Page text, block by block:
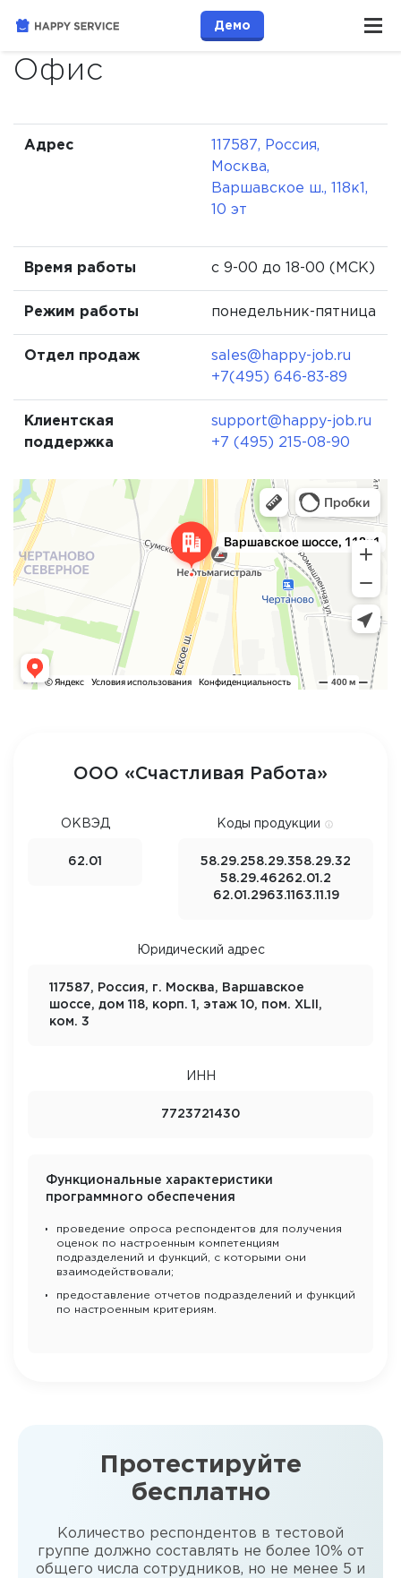
Демо
Офис
Адрес
117587, Россия,
Москва,
Варшавское ш., 118к1,
10 эт
Время работы с 9-00 до 18-00 (МСК)
Режим работы понедельник-пятница
Отдел продаж
sales@happy-job.ru
+7(495) 646-83-89
Клиентская
поддержка
support@happy-job.ru
+7 (495) 215-08-90
ООО «Счастливая Работа»
ОКВЭД
62.01
Коды продукции
58.29.258.29.358.29.32
58.29.46262.01.2
62.01.2963.11 63.11.19
Юридический адрес
117587, Россия, г. Москва, Варшавское
шоссе, дом 118, корп. 1, этаж 10, пом. XLII,
ком. 3
ИНН
7723721430
Функциональные характеристики
программного обеспечения
проведение опроса респондентов для получения
оценок по настроенным компетенциям
подразделений и функций, с которыми они
взаимодействовали;
предоставление отчетов подразделений и функций
по настроенным критериям.
Протестируйте
бесплатно
Количество респондентов в тестовой
группе должно составлять не более 10% от
общего числа сотрудников, но не менее 5 и